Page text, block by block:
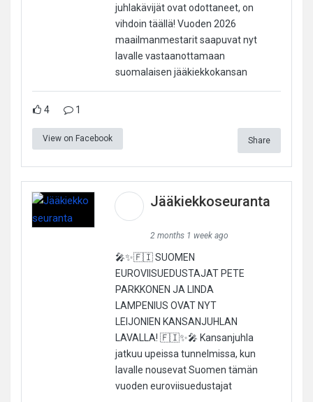
juhlakävijät ovat odottaneet, on
vihdoin täällä! Vuoden 2026
maailmanmestarit saapuvat nyt
lavalle vastaanottamaan
suomalaisen jääkiekkokansan
4 1
View on Facebook Share
Jääkiekkoseuranta
2 months 1 week ago
🎤✨🇫🇮 SUOMEN
EUROVIISUEDUSTAJAT PETE
PARKKONEN JA LINDA
LAMPENIUS OVAT NYT
LEIJONIEN KANSANJUHLAN
LAVALLA! 🇫🇮✨🎤 Kansanjuhla
jatkuu upeissa tunnelmissa, kun
lavalle nousevat Suomen tämän
vuoden euroviisuedustajat